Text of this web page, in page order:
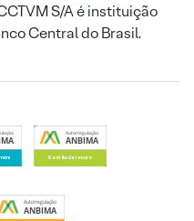
S/A é instituição
Central do Brasil.